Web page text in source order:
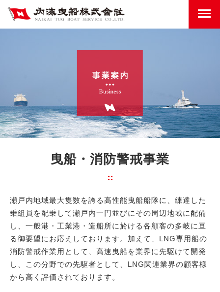
曳船・消防警戒事業
瀬戸内地域最大隻数を誇る高性能曳船船隊に、練達した
乗組員を配乗して瀬戸内一円並びにその周辺地域に配備
し、一般港・工業港・造船所に於ける各顧客の多岐に亘
る御要望にお応えしております。加えて、LNG専用船の
消防警戒作業用として、高速曳船を業界に先駆けて開発
し、この分野での先駆者として、LNG関連業界の顧客様
から高く評価されております。